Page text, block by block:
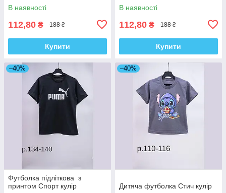
В наявності
112,80 ₴ 188 ₴
Купити
В наявності
112,80 ₴ 188 ₴
Купити
–40%
Футболка підліткова з
принтом Спорт кулір
–40%
Дитяча футболка Стич кулір